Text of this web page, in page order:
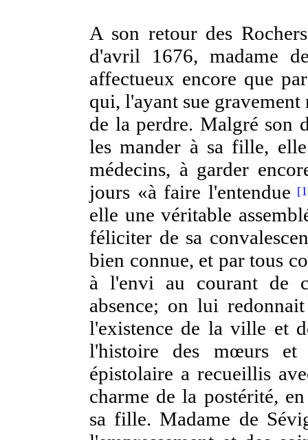
A son retour des
d'avril 1676, madame
affectueux encore que
qui, l'ayant sue
de la perdre. Malgré son
les mander à sa fille,
médecins, à garder
jours «à faire l'entendue
elle une véritable
féliciter de sa
bien connue, et par tous
à l'envi au courant de
absence; on lui
l'existence de la ville et
l'histoire des mœurs
épistolaire a recueillis
charme de la postérité,
sa fille. Madame de